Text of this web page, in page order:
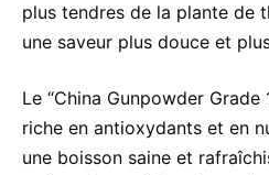
plus tendres de la plante de
une saveur plus douce et
Le “China Gunpowder Grade
riche en antioxydants et en
une boisson saine et